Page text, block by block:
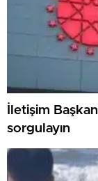
İletişim
sorgulayın